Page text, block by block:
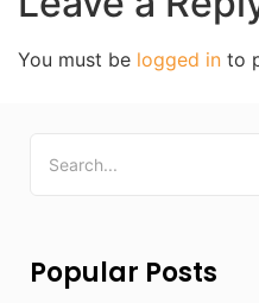
You must be logged in to
Popular Posts